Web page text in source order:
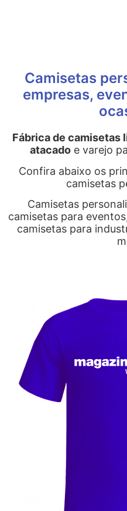
Camisetas
empresas,
Fábrica de camisetas
atacado e varejo
Confira abaixo os
camisetas
Camisetas
camisetas para
camisetas para